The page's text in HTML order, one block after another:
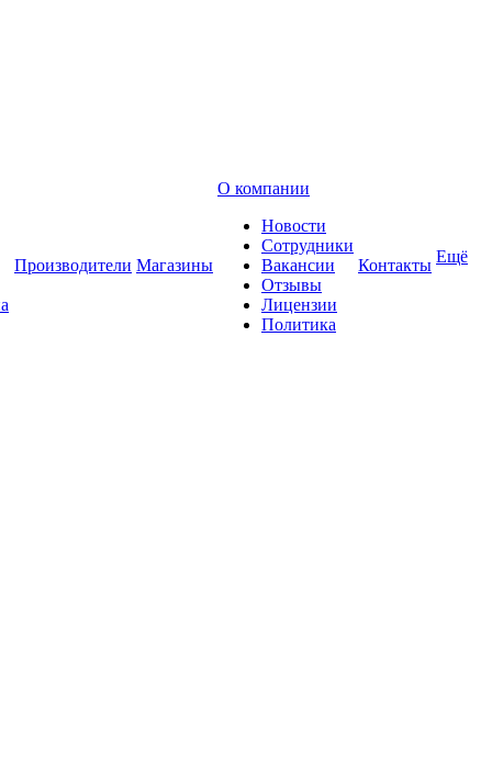
Производители Магазины
О компании
Новости
Сотрудники
Вакансии
Отзывы
Лицензии
Политика
Контакты Ещё